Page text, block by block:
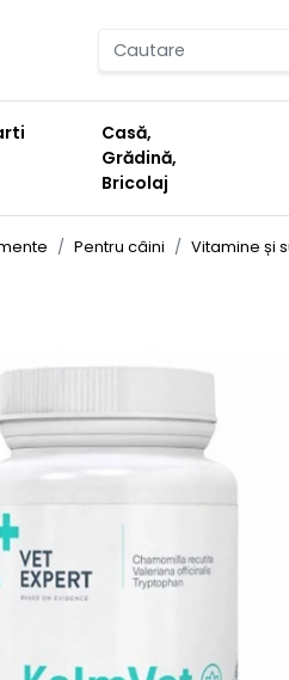
Casă,
Grădină,
Bricolaj
Pentru câini Vitamine și